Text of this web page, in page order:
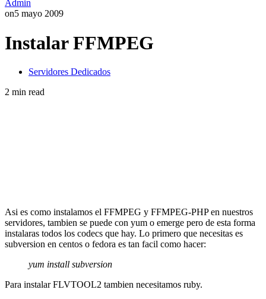
Admin
on5 mayo 2009
Instalar FFMPEG
Servidores Dedicados
2 min read
Asi es como instalamos el FFMPEG y FFMPEG-PHP en nuestros
servidores, tambien se puede con yum o emerge pero de esta forma
instalaras todos los codecs que hay. Lo primero que necesitas es
subversion en centos o fedora es tan facil como hacer:
yum install subversion
Para instalar FLVTOOL2 tambien necesitamos ruby.